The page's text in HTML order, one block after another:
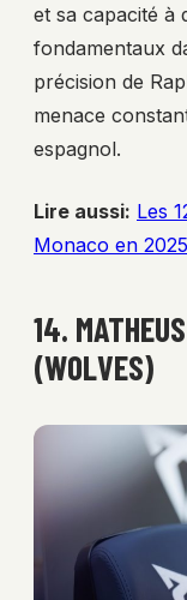
et sa capacité à
fondamentaux
précision de
menace
espagnol.
Lire aussi: Les
Monaco en 2025
14.
(WOLVES)